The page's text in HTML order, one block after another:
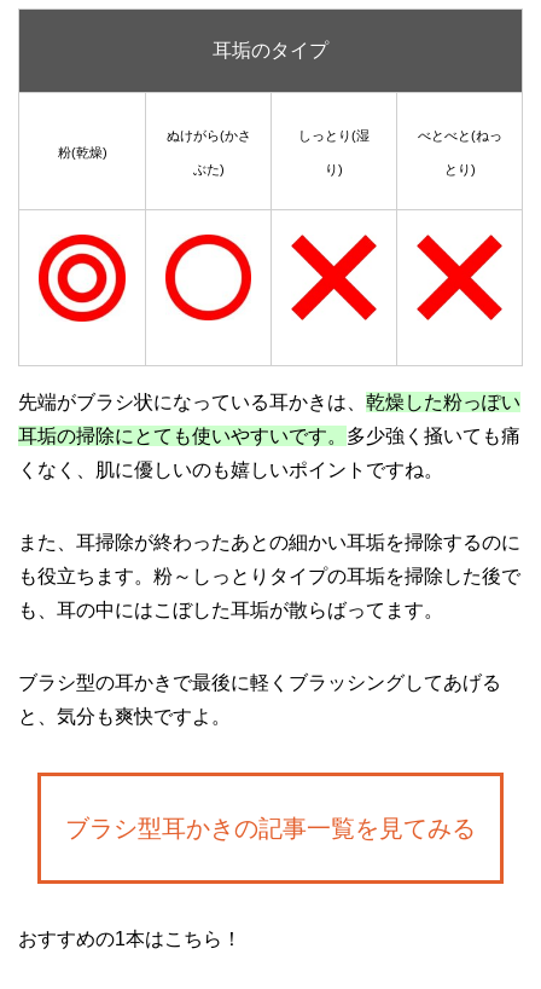
耳垢のタイプ
粉(乾燥)
ぬけがら(かさ
ぶた)
しっとり(湿
り)
べとべと(ねっ
とり)
先端がブラシ状になっている耳かきは、 乾燥した粉っぽい
耳垢の掃除にとても使いやすいです。 多少強く掻いても痛
くなく、肌に優しいのも嬉しいポイントですね。
また、耳掃除が終わったあとの細かい耳垢を掃除するのに
も役立ちます。粉～しっとりタイプの耳垢を掃除した後で
も、耳の中にはこぼした耳垢が散らばってます。
ブラシ型の耳かきで最後に軽くブラッシングしてあげる
と、気分も爽快ですよ。
ブラシ型耳かきの記事一覧を見てみる
おすすめの1本はこちら！